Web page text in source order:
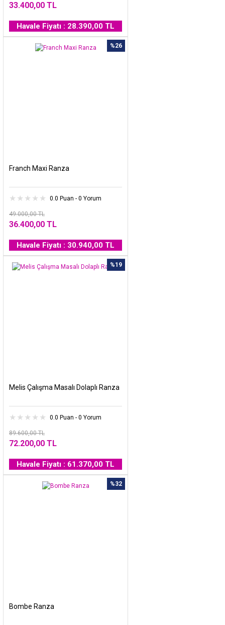
33.400,00 TL
Havale Fiyatı : 28.390,00 TL
%26
Franch Maxi Ranza
0.0 Puan - 0 Yorum
49.000,00 TL
36.400,00 TL
Havale Fiyatı : 30.940,00 TL
%19
Melis Çalışma Masalı Dolaplı Ranza
0.0 Puan - 0 Yorum
89.600,00 TL
72.200,00 TL
Havale Fiyatı : 61.370,00 TL
%32
Bombe Ranza